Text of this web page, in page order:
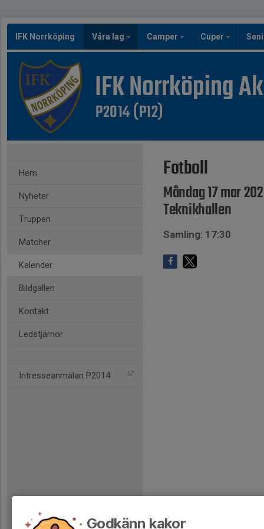
IFK Norrköping Våra lag Camper Cuper
IFK Norrköping
P2014 (P12)
Hem
Nyheter
Truppen
Matcher
Kalender
Bildgalleri
Kontakt
Ledstjärnor
Intresseanmälan P2014
Fotboll
Måndag 17 mar
Teknikhallen
Samling: 17:30
Godkänn kakor